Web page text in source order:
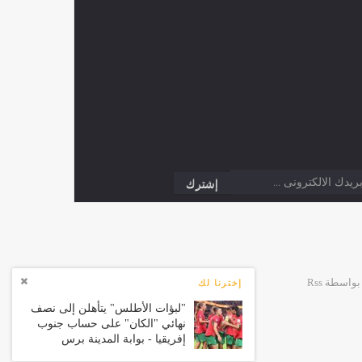
إخترنا لك
"لبؤات الأطلس" يتأهلن إلى نصف
نهائي "الكان" على حساب جنوب
إفريقيا - بوابة المدينة برس